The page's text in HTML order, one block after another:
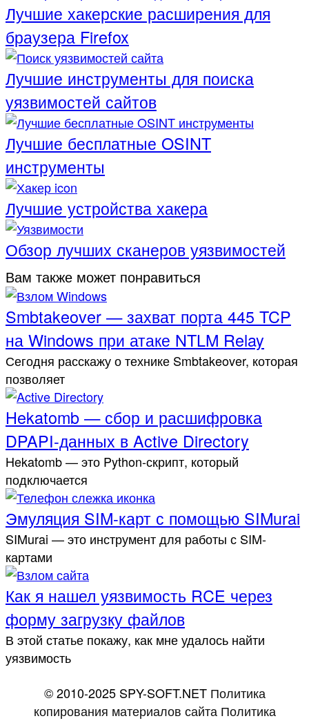
Лучшие хакерские расширения для
браузера Firefox
Лучшие инструменты для поиска
уязвимостей сайтов
Лучшие бесплатные OSINT
инструменты
Лучшие устройства хакера
Обзор лучших сканеров уязвимостей
Вам также может понравиться
Smbtakeover — захват порта 445 TCP
на Windows при атаке NTLM Relay
Сегодня расскажу о технике Smbtakeover, которая
позволяет
Hekatomb — сбор и расшифровка
DPAPI-данных в Active Directory
Hekatomb — это Python-скрипт, который
подключается
Эмуляция SIM-карт с помощью SIMurai
SIMurai — это инструмент для работы с SIM-
картами
Как я нашел уязвимость RCE через
форму загрузку файлов
В этой статье покажу, как мне удалось найти
уязвимость
© 2010-2025 SPY-SOFT.NET Политика
копирования материалов сайта Политика